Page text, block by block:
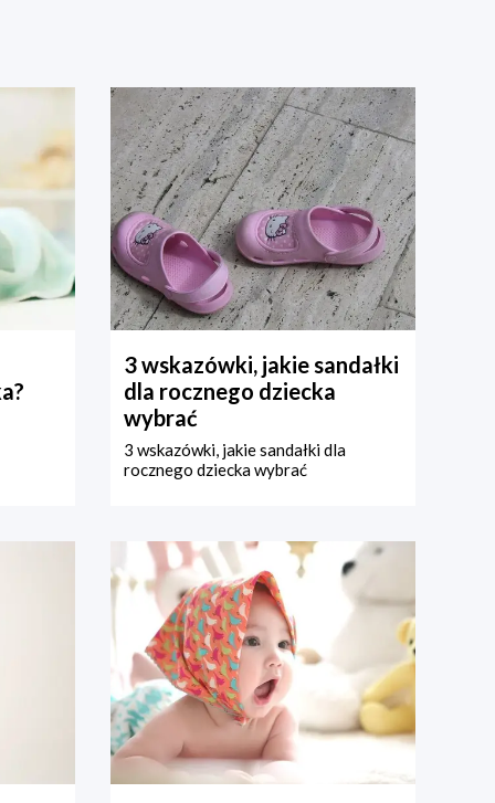
3 wskazówki, jakie sandałki
dla rocznego dziecka
wybrać
3 wskazówki, jakie sandałki dla
rocznego dziecka wybrać